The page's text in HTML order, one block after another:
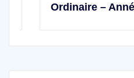
Ordinaire – Année A